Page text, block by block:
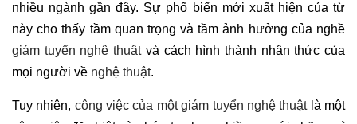
nhiều ngành gần đây. Sự phổ biến mới xuất hiện của từ
này cho thấy tầm quan trọng và tầm ảnh hưởng của nghề
giám tuyển nghệ thuậtvà cách hình thành nhận thức của
mọi người về nghệ thuật.
Tuy nhiên, công việc của một giám tuyển nghệ thuậtlà một